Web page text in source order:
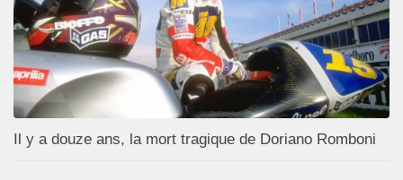
Il y a douze ans, la mort tragique de Doriano Romboni